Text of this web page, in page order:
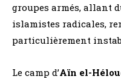
groupes armés, allant
islamistes radicales,
particulièrement
Le camp d’Aïn el-